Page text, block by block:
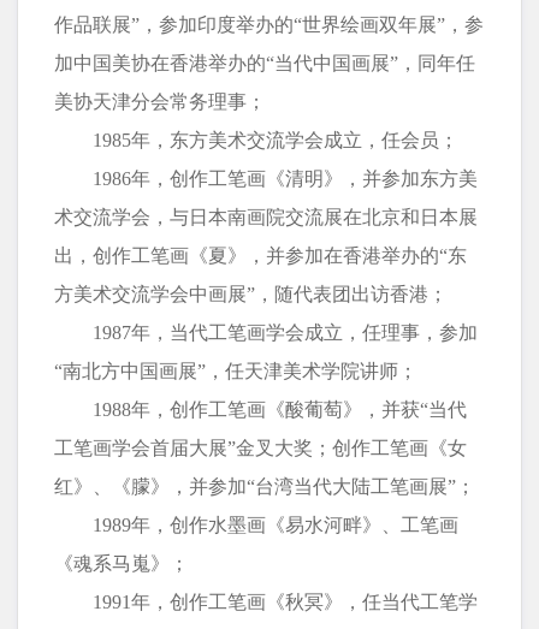
作品联展”，参加印度举办的“世界绘画双年展”，参
加中国美协在香港举办的“当代中国画展”，同年任
美协天津分会常务理事；
1985年，东方美术交流学会成立，任会员；
1986年，创作工笔画《清明》，并参加东方美
术交流学会，与日本南画院交流展在北京和日本展
出，创作工笔画《夏》，并参加在香港举办的“东
方美术交流学会中画展”，随代表团出访香港；
1987年，当代工笔画学会成立，任理事，参加
“南北方中国画展”，任天津美术学院讲师；
1988年，创作工笔画《酸葡萄》，并获“当代
工笔画学会首届大展”金叉大奖；创作工笔画《女
红》、《朦》，并参加“台湾当代大陆工笔画展”；
1989年，创作水墨画《易水河畔》、工笔画
《魂系马嵬》；
1991年，创作工笔画《秋冥》，任当代工笔学